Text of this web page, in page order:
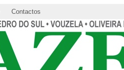
Contactos